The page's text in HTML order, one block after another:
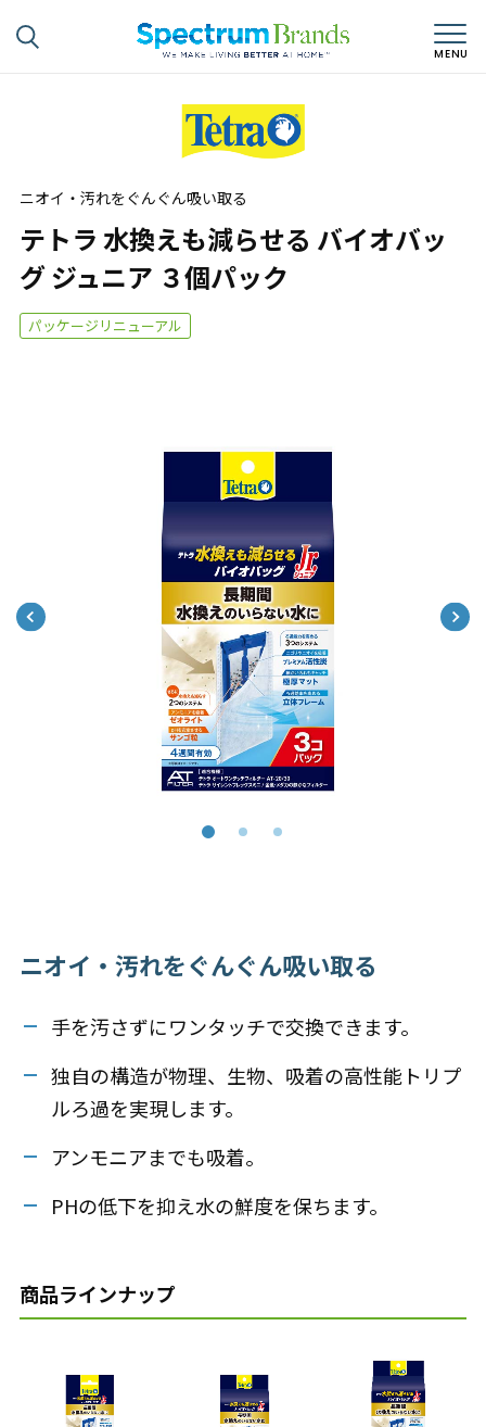
ニオイ・汚れをぐんぐん吸い取る
テトラ 水換えも減らせる バイオバッ
グ ジュニア ３個パック
パッケージリニューアル
ニオイ・汚れをぐんぐん吸い取る
手を汚さずにワンタッチで交換できます。
独自の構造が物理、生物、吸着の高性能トリプ
ルろ過を実現します。
アンモニアまでも吸着。
PHの低下を抑え水の鮮度を保ちます。
商品ラインナップ